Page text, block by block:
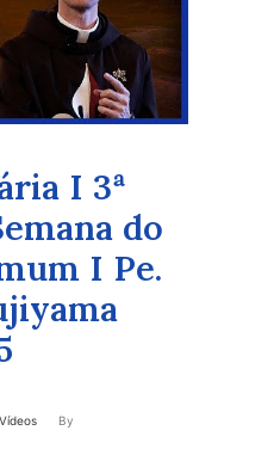
I 3ª
do
I Pe.
Vídeos By